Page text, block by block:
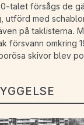
talet försågs de
utförd med
på taklisterna.
försvann omkring
skivor blev